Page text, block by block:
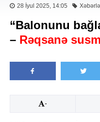
28 İyul 2025, 14:05
“Balonunu
– Rəqsanə
-